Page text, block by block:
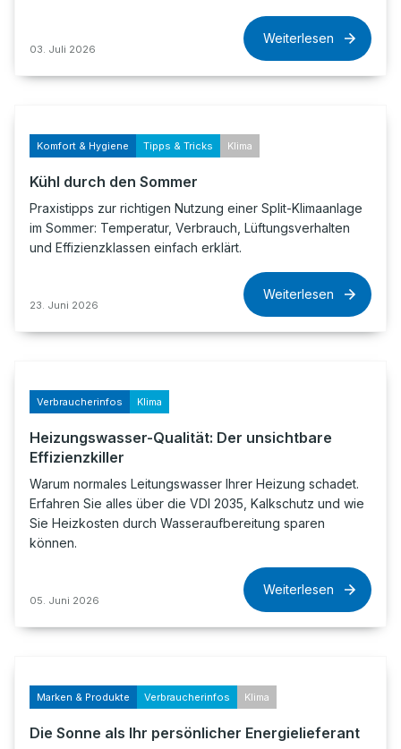
03. Juli 2026
Weiterlesen
Komfort & Hygiene Tipps & Tricks Klima
Kühl durch den Sommer
Praxistipps zur richtigen Nutzung einer Split-Klimaanlage
im Sommer: Temperatur, Verbrauch, Lüftungsverhalten
und Effizienzklassen einfach erklärt.
23. Juni 2026
Weiterlesen
Verbraucherinfos Klima
Heizungswasser-Qualität: Der unsichtbare
Effizienzkiller
Warum normales Leitungswasser Ihrer Heizung schadet.
Erfahren Sie alles über die VDI 2035, Kalkschutz und wie
Sie Heizkosten durch Wasseraufbereitung sparen
können.
05. Juni 2026
Weiterlesen
Marken & Produkte Verbraucherinfos Klima
Die Sonne als Ihr persönlicher Energielieferant